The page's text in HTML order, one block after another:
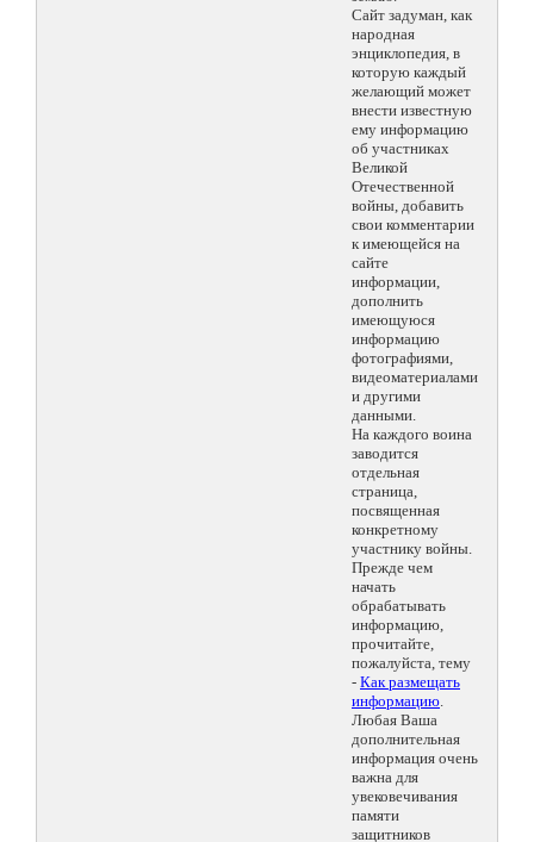
Сайт задуман, как
народная
энциклопедия, в
которую каждый
желающий может
внести известную
ему информацию
об участниках
Великой
Отечественной
войны, добавить
свои комментарии
к имеющейся на
сайте
информации,
дополнить
имеющуюся
информацию
фотографиями,
видеоматериалами
и другими
данными.
На каждого воина
заводится
отдельная
страница,
посвященная
конкретному
участнику войны.
Прежде чем
начать
обрабатывать
информацию,
прочитайте,
пожалуйста, тему
- Как размещать
информацию.
Любая Ваша
дополнительная
информация очень
важна для
увековечивания
памяти
защитников